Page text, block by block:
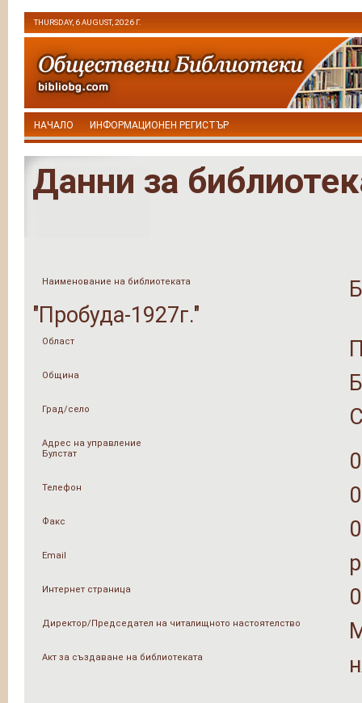
THURSDAY, 6 AUGUST, 2026 Г.
НАЧАЛО ИНФОРМАЦИОНЕН РЕГИСТЪР
Данни за
Наименование на библиотеката
"Пробуда-1927г."
Област
Община
Град/село
Адрес на управление
Булстат
Телефон
Факс 0
Email
Интернет страница 0
Директор/Председател на читалищното настоятелство
Акт за създаване на библиотеката